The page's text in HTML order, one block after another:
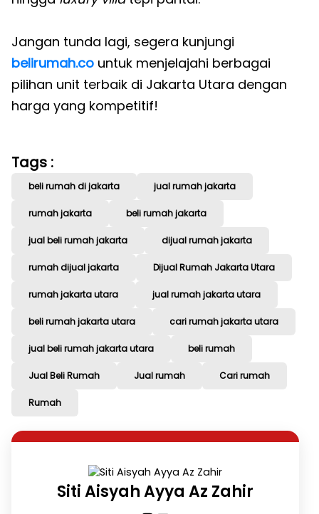
Jangan tunda lagi, segera kunjungi
belirumah.co untuk menjelajahi berbagai
pilihan unit terbaik di Jakarta Utara dengan
harga yang kompetitif!
Tags :
beli rumah di jakarta jual rumah jakarta
rumah jakarta beli rumah jakarta
jual beli rumah jakarta dijual rumah jakarta
rumah dijual jakarta Dijual Rumah Jakarta Utara
rumah jakarta utara jual rumah jakarta utara
beli rumah jakarta utara cari rumah jakarta utara
jual beli rumah jakarta utara beli rumah
Jual Beli Rumah Jual rumah Cari rumah
Rumah
Siti Aisyah Ayya Az Zahir